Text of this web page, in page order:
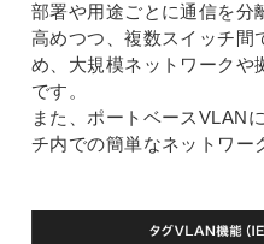
部署や用途ごとに通信を分
高めつつ、複数スイッチ間
め、大規模ネットワークや
です。
また、ポートベースVLAN
チ内での簡単なネットワー